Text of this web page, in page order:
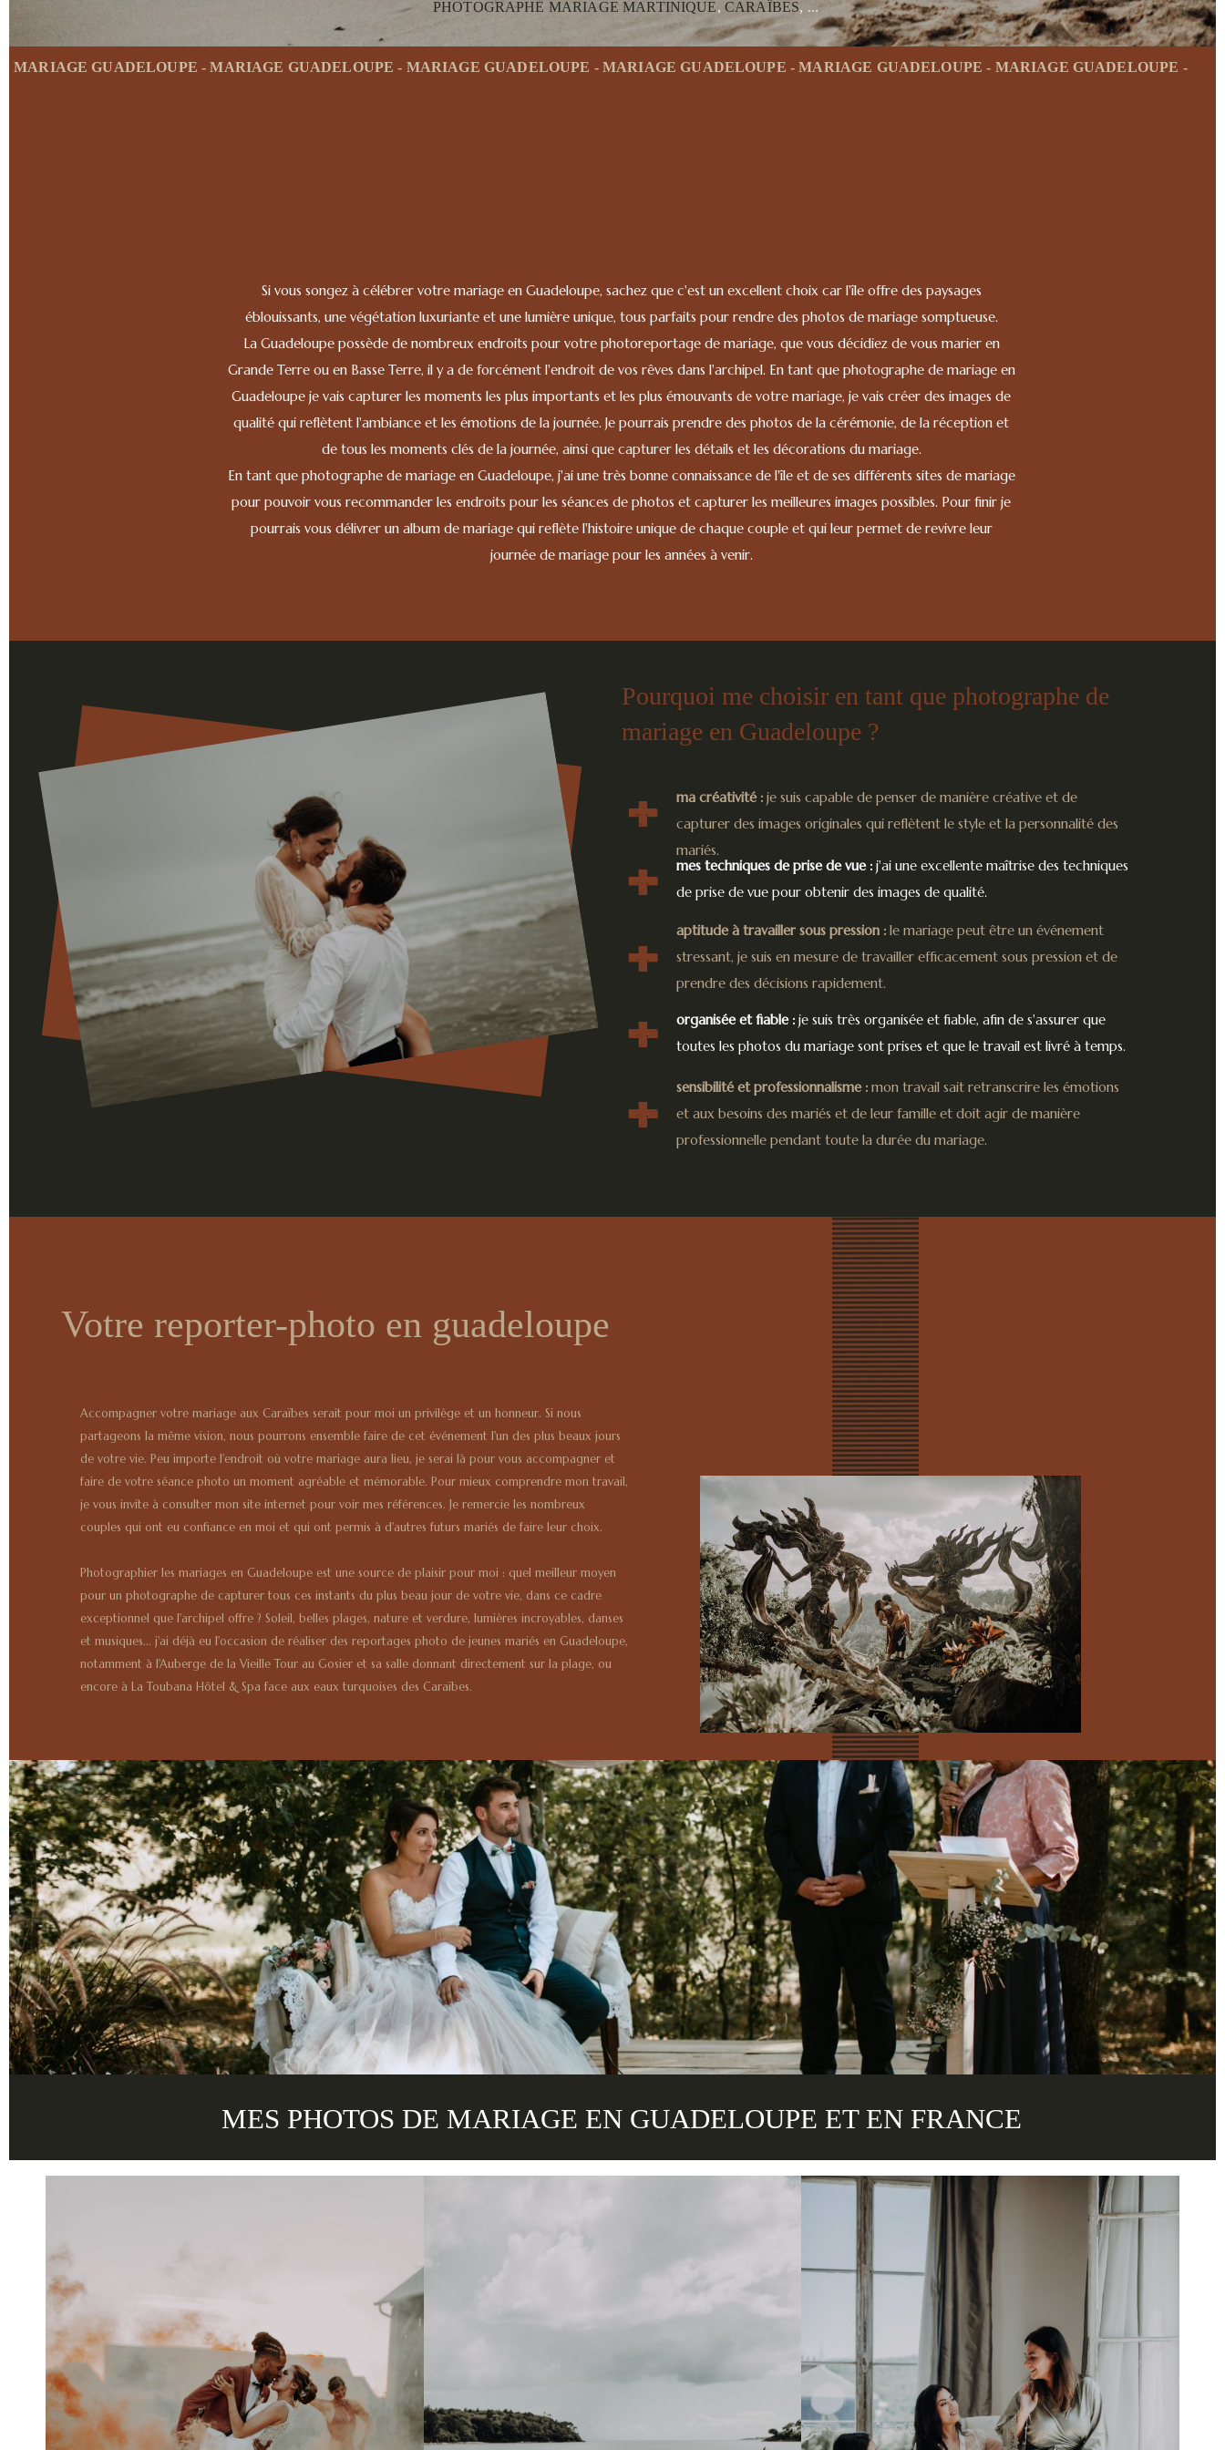
PHOTOGRAPHE MARIAGE MARTINIQUE, CARAÏBES, ...
MARIAGE GUADELOUPE - MARIAGE GUADELOUPE - MARIAGE GUADELOUPE - MARIAGE GUADELOUPE - MARIAGE GUADELOUPE - MARIAGE GUADELOUPE -
Si vous songez à célébrer votre mariage en Guadeloupe, sachez que c'est un excellent choix car l'île offre des paysages
éblouissants, une végétation luxuriante et une lumière unique, tous parfaits pour rendre des photos de mariage somptueuse.
La Guadeloupe possède de nombreux endroits pour votre photoreportage de mariage, que vous décidiez de vous marier en
Grande Terre ou en Basse Terre, il y a de forcément l'endroit de vos rêves dans l'archipel. En tant que photographe de mariage en
Guadeloupe je vais capturer les moments les plus importants et les plus émouvants de votre mariage, je vais créer des images de
qualité qui reflètent l'ambiance et les émotions de la journée. Je pourrais prendre des photos de la cérémonie, de la réception et
de tous les moments clés de la journée, ainsi que capturer les détails et les décorations du mariage.
En tant que photographe de mariage en Guadeloupe, j'ai une très bonne connaissance de l'île et de ses différents sites de mariage
pour pouvoir vous recommander les endroits pour les séances de photos et capturer les meilleures images possibles. Pour finir je
pourrais vous délivrer un album de mariage qui reflète l'histoire unique de chaque couple et qui leur permet de revivre leur
journée de mariage pour les années à venir.
Pourquoi me choisir en tant que photographe de
mariage en Guadeloupe ?
ma créativité :je suis capable de penser de manière créative et de
capturer des images originales qui reflètent le style et la personnalité des
mariés.
mes techniques de prise de vue : j'ai une excellente maîtrise des techniques
de prise de vue pour obtenir des images de qualité.
aptitude à travailler sous pression :le mariage peut être un événement
stressant, je suis en mesure de travailler efficacement sous pression et de
prendre des décisions rapidement.
organisée et fiable :je suis très organisée et fiable, afin de s'assurer que
toutes les photos du mariage sont prises et que le travail est livré à temps.
sensibilité et professionnalisme :mon travail sait retranscrire les émotions
et aux besoins des mariés et de leur famille et doit agir de manière
professionnelle pendant toute la durée du mariage.
Votre reporter-photo en guadeloupe
Accompagner votre mariage aux Caraïbes serait pour moi un privilège et un honneur. Si nous
partageons la même vision, nous pourrons ensemble faire de cet événement l'un des plus beaux jours
de votre vie. Peu importe l'endroit où votre mariage aura lieu, je serai là pour vous accompagner et
faire de votre séance photo un moment agréable et mémorable. Pour mieux comprendre mon travail,
je vous invite à consulter mon site internet pour voir mes références. Je remercie les nombreux
couples qui ont eu confiance en moi et qui ont permis à d'autres futurs mariés de faire leur choix.
Photographier les mariages en Guadeloupe est une source de plaisir pour moi : quel meilleur moyen
pour un photographe de capturer tous ces instants du plus beau jour de votre vie, dans ce cadre
exceptionnel que l'archipel offre ? Soleil, belles plages, nature et verdure, lumières incroyables, danses
et musiques... j'ai déjà eu l'occasion de réaliser des reportages photo de jeunes mariés en Guadeloupe,
notamment à l'Auberge de la Vieille Tour au Gosier et sa salle donnant directement sur la plage, ou
encore à La Toubana Hôtel & Spa face aux eaux turquoises des Caraïbes.
MES PHOTOS DE MARIAGE EN GUADELOUPE ET EN FRANCE